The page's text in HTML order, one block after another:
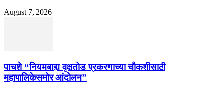
August 7, 2026
पाचशे “नियमबाह्य वृक्षतोड प्रकरणाच्या चौकशीसाठी
महापालिकेसमोर आंदोलन”